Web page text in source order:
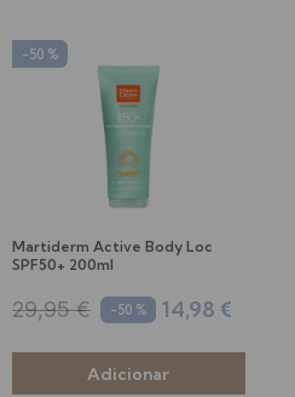
-50 %
Martiderm Active Body Loc
SPF50+ 200ml
29,95 € -50 % 14,98 €